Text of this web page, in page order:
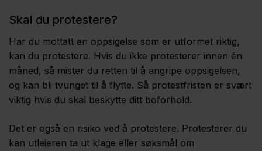
Skal du protestere?
Har du mottatt en oppsigelse som er utformet riktig,
kan du protestere. Hvis du ikke protesterer innen én
måned, så mister du retten til å angripe oppsigelsen,
og kan bli tvunget til å flytte. Så protestfristen er svært
viktig hvis du skal beskytte ditt boforhold.
Det er også en risiko ved å protestere. Protesterer du
kan utleieren ta ut klage eller søksmål om